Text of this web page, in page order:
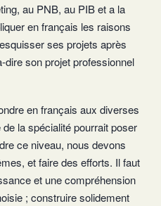
au PNB, au PIB et a la
en français les raisons
ses projets après
dire son projet professionnel
en français aux diverses
la spécialité pourrait poser
ce niveau, nous devons
et faire des efforts. Il faut
et une compréhension
; construire solidement